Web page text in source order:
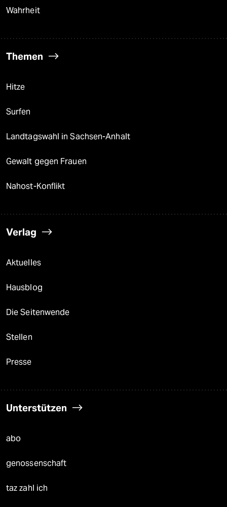
Wahrheit
Themen
Hitze
Surfen
Landtagswahl in Sachsen-Anhalt
Gewalt gegen Frauen
Nahost-Konflikt
Verlag
Aktuelles
Hausblog
Die Seitenwende
Stellen
Presse
Unterstützen
abo
genossenschaft
taz zahl ich